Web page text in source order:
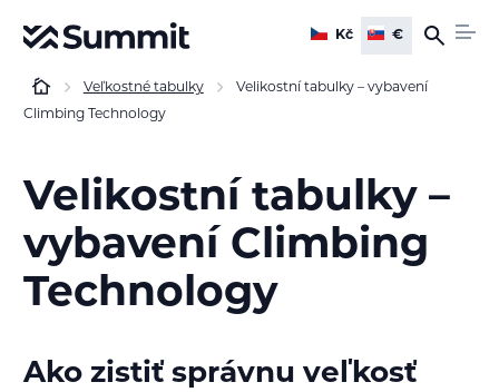
Kč €
Veľkostné tabulky
Velikostní tabulky – vybavení
Climbing Technology
Velikostní tabulky –
vybavení Climbing
Technology
Ako zistiť správnu veľkosť